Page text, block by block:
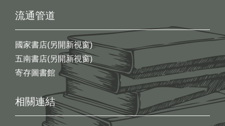
流通管道
國家書店(另開新視窗)
五南書店(另開新視窗)
寄存圖書館
相關連結